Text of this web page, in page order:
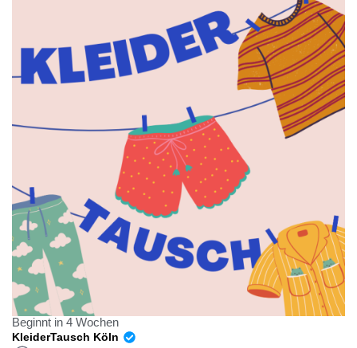
Beginnt in 4 Wochen
KleiderTausch Köln